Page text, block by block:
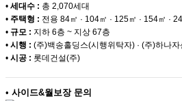
• 세대수 : 총 2,070세대
• 주택형 : 전용 84㎡ · 104㎡ · 125㎡ · 154㎡ ·
• 규모 : 지하 6층 ~ 지상 67층
• 시행 : (주)백송홀딩스(시행위탁자) · (주)하나
• 시공 : 롯데건설(주)
• 사이드&월보장 문의